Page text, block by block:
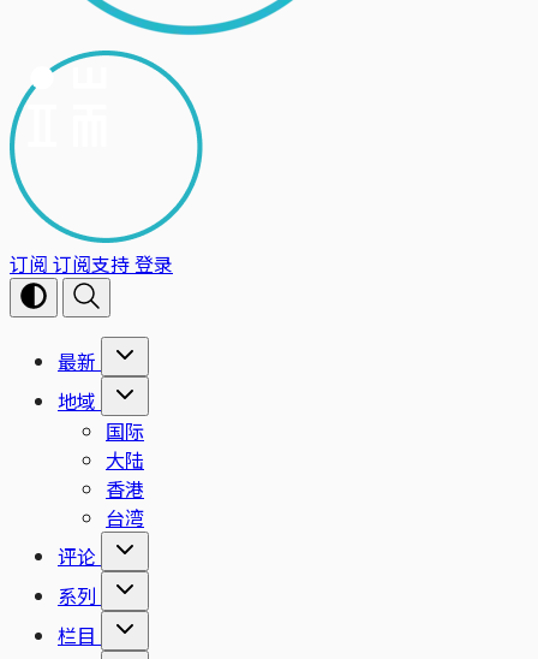
订阅 订阅支持登录
最新
地域
国际
大陆
香港
台湾
评论
系列
栏目